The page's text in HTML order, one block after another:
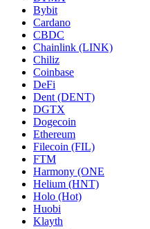
Bybit
Cardano
CBDC
Chainlink (LINK)
Chiliz
Coinbase
DeFi
Dent (DENT)
DGTX
Dogecoin
Ethereum
Filecoin (FIL)
FTM
Harmony (ONE
Helium (HNT)
Holo (Hot)
Huobi
Klayth